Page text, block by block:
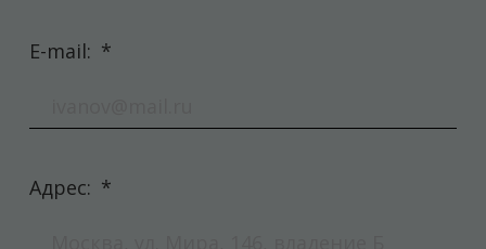
E-mail: *
Адрес: *